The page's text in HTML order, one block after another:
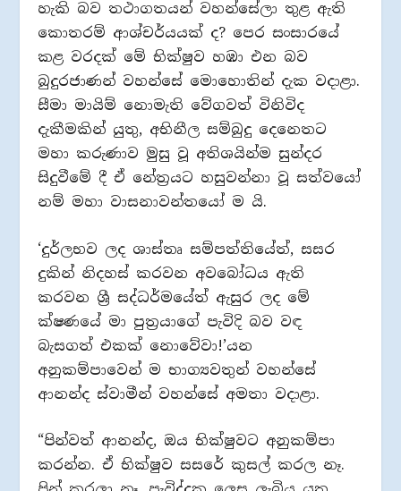
හැකි බව තථාගතයන් වහන්සේලා තුළ ඇති
කොතරම් ආශ්චර්යයක් ද? පෙර සංසාරයේ
කළ වරදක් මේ භික්ෂුව හඹා එන බව
බුදුරජාණන් වහන්සේ මොහොතින් දැක වදාළා.
සීමා මායිම් නොමැති වේගවත් විනිවිද
දැකීමකින් යුතු, අභිනීල සම්බුදු දෙනෙතට
මහා කරුණාව මුසු වූ අතිශයින්ම සුන්දර
සිදුවීමේ දී ඒ නේත්‍රයට හසුවන්නා වූ සත්වයෝ
නම් මහා වාසනාවන්තයෝ ම යි.
‘දුර්ලභව ලද ශාස්තෘ සම්පත්තියේත්, සසර
දුකින් නිදහස් කරවන අවබෝධය ඇති
කරවන ශ්‍රී සද්ධර්මයේත් ඇසුර ලද මේ
ක්ෂණයේ මා පුත්‍රයාගේ පැවිදි බව වඳ
බැසගත් එකක් නොවේවා!’යන
අනුකම්පාවෙන් ම භාග්‍යවතුන් වහන්සේ
ආනන්ද ස්වාමීන් වහන්සේ අමතා වදාළා.
“පින්වත් ආනන්ද, ඔය භික්ෂුවට අනුකම්පා
කරන්න. ඒ භික්ෂුව සසරේ කුසල් කරල නෑ.